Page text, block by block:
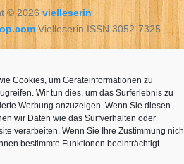
© 2026vielleserin
Vielleserin ISSN 3052-7325
Cookies, um Geräteinformationen zu
Wir tun dies, um das Surferlebnis zu
Werbung anzuzeigen. Wenn Sie diesen
wir Daten wie das Surfverhalten oder
verarbeiten. Wenn Sie Ihre Zustimmung
bestimmte Funktionen beeinträchtigt